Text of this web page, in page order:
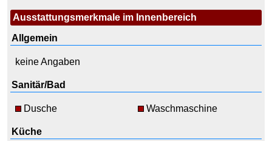
Ausstattungsmerkmale im Innenbereich
Allgemein
keine Angaben
Sanitär/Bad
Dusche Waschmaschine
Küche